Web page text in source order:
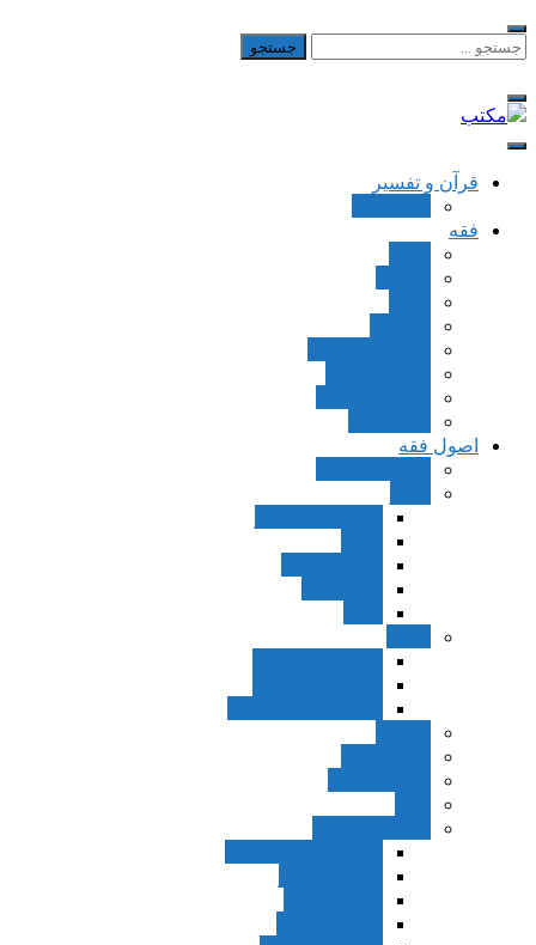
Skip
to
جستجو
قرآن و تفسیر
فقه
اصول فقه